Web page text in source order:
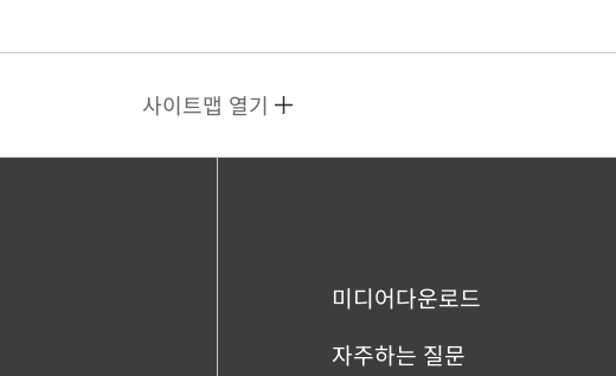
사이트맵 열기
미디어다운로드
자주하는 질문